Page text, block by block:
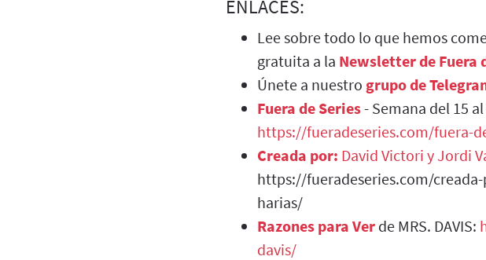
ENLACES:
Lee sobre todo lo que hemos
gratuita a la Newsletter de Fuera
Únete a nuestro grupo de
Fuera de Series- Semana del 15
https://fueradeseries.com/fuera-
Creada por: David Victori y Jordi
https://fueradeseries.com/
harias/
Razones para Ver de MRS. DAVIS:
davis/